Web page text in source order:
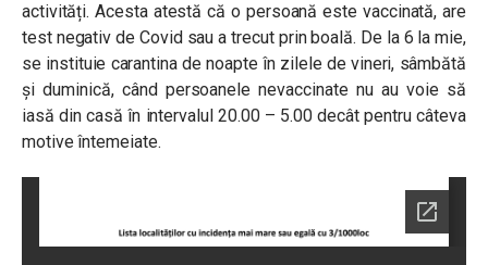
activități. Acesta atestă că o persoană este vaccinată, are
test negativ de Covid sau a trecut prin boală. De la 6 la mie,
se instituie carantina de noapte în zilele de vineri, sâmbătă
și duminică, când persoanele nevaccinate nu au voie să
iasă din casă în intervalul 20.00 – 5.00 decât pentru câteva
motive întemeiate.